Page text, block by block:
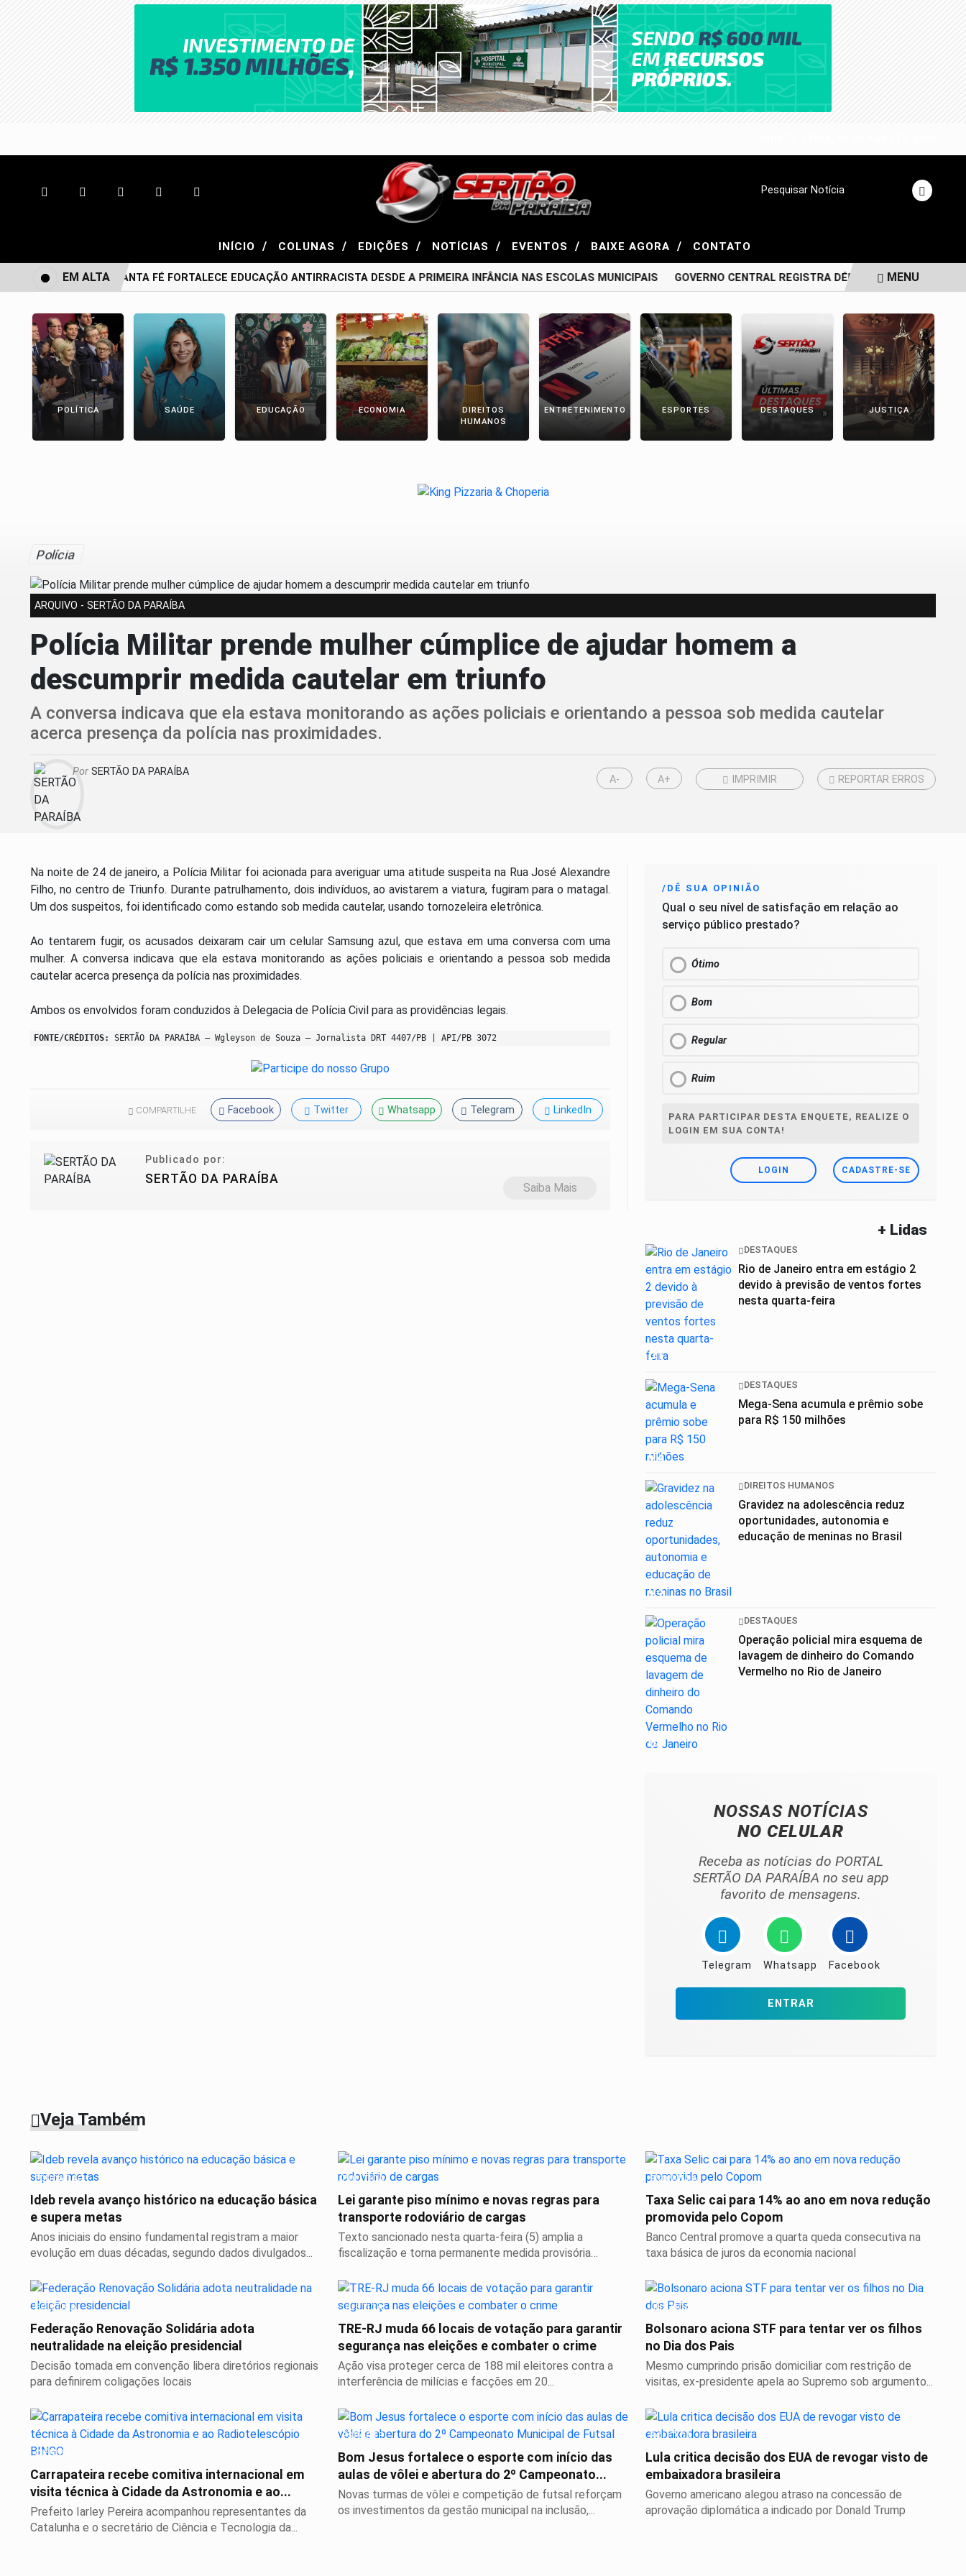
Pesquisar Notícia
INÍCIO / COLUNAS / EDIÇÕES / NOTÍCIAS / EVENTOS / BAIXE AGORA / CONTATO
BONITO DE SANTA FÉ FORTALECE EDUCAÇÃO ANTIRRACISTA DESDE A PRIMEIRA INFÂNCIA NAS ESCOLAS MUNICIPAIS GOVERNO CENTRAL REGISTRA DÉFICIT DE R$ 48,2
EM ALTA MENU
POLÍTICA SAÚDE EDUCAÇÃO ECONOMIA
DIREITOS
HUMANOS
ENTRETENIMENTO ESPORTES DESTAQUES JUSTIÇA
Polícia
ARQUIVO - SERTÃO DA PARAÍBA
Polícia Militar prende mulher cúmplice de ajudar homem a
descumprir medida cautelar em triunfo
A conversa indicava que ela estava monitorando as ações policiais e orientando a pessoa sob medida cautelar
acerca presença da polícia nas proximidades.
Por SERTÃO DA PARAÍBA
A- A+ IMPRIMIR REPORTAR ERROS
Na noite de 24 de janeiro, a Polícia Militar foi acionada para averiguar uma atitude suspeita na Rua José Alexandre
Filho, no centro de Triunfo. Durante patrulhamento, dois indivíduos, ao avistarem a viatura, fugiram para o matagal.
Um dos suspeitos, foi identificado como estando sob medida cautelar, usando tornozeleira eletrônica.
Ao tentarem fugir, os acusados deixaram cair um celular Samsung azul, que estava em uma conversa com uma
mulher. A conversa indicava que ela estava monitorando as ações policiais e orientando a pessoa sob medida
cautelar acerca presença da polícia nas proximidades.
Ambos os envolvidos foram conduzidos à Delegacia de Polícia Civil para as providências legais.
FONTE/CRÉDITOS: SERTÃO DA PARAÍBA – Wgleyson de Souza – Jornalista DRT 4407/PB | API/PB 3072
COMPARTILHE Facebook Twitter Whatsapp Telegram LinkedIn
Publicado por:
SERTÃO DA PARAÍBA
Saiba Mais
/DÊ SUA OPINIÃO
Qual o seu nível de satisfação em relação ao
serviço público prestado?
Ótimo
Bom
Regular
Ruim
PARA PARTICIPAR DESTA ENQUETE, REALIZE O
LOGIN EM SUA CONTA!
LOGIN CADASTRE-SE
+ Lidas
01
DESTAQUES
Rio de Janeiro entra em estágio 2
devido à previsão de ventos fortes
nesta quarta-feira
02
DESTAQUES
Mega-Sena acumula e prêmio sobe
para R$ 150 milhões
03
DIREITOS HUMANOS
Gravidez na adolescência reduz
oportunidades, autonomia e
educação de meninas no Brasil
04
DESTAQUES
Operação policial mira esquema de
lavagem de dinheiro do Comando
Vermelho no Rio de Janeiro
NOSSAS NOTÍCIAS
NO CELULAR
Receba as notícias do PORTAL
SERTÃO DA PARAÍBA no seu app
favorito de mensagens.
Telegram Whatsapp Facebook
ENTRAR
Veja Também
EDUCAÇÃO
Ideb revela avanço histórico na educação básica
e supera metas
Anos iniciais do ensino fundamental registram a maior
evolução em duas décadas, segundo dados divulgados...
POLÍTICA
Lei garante piso mínimo e novas regras para
transporte rodoviário de cargas
Texto sancionado nesta quarta-feira (5) amplia a
fiscalização e torna permanente medida provisória
ECONOMIA
Taxa Selic cai para 14% ao ano em nova redução
promovida pelo Copom
Banco Central promove a quarta queda consecutiva na
taxa básica de juros da economia nacional
POLÍTICA
Federação Renovação Solidária adota
neutralidade na eleição presidencial
Decisão tomada em convenção libera diretórios regionais
para definirem coligações locais
JUSTIÇA
TRE-RJ muda 66 locais de votação para garantir
segurança nas eleições e combater o crime
Ação visa proteger cerca de 188 mil eleitores contra a
interferência de milícias e facções em 20...
JUSTIÇA
Bolsonaro aciona STF para tentar ver os filhos
no Dia dos Pais
Mesmo cumprindo prisão domiciliar com restrição de
visitas, ex-presidente apela ao Supremo sob argumento...
CIÊNCIA
Carrapateira recebe comitiva internacional em
visita técnica à Cidade da Astronomia e ao...
Prefeito Iarley Pereira acompanhou representantes da
Catalunha e o secretário de Ciência e Tecnologia da...
ESPORTE
Bom Jesus fortalece o esporte com início das
aulas de vôlei e abertura do 2º Campeonato...
Novas turmas de vôlei e competição de futsal reforçam
os investimentos da gestão municipal na inclusão,...
POLÍTICA
Lula critica decisão dos EUA de revogar visto de
embaixadora brasileira
Governo americano alegou atraso na concessão de
aprovação diplomática a indicado por Donald Trump